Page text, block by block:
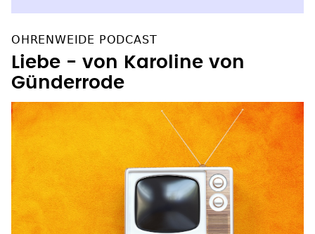
OHRENWEIDE PODCAST
Liebe - von Karoline von
Günderrode